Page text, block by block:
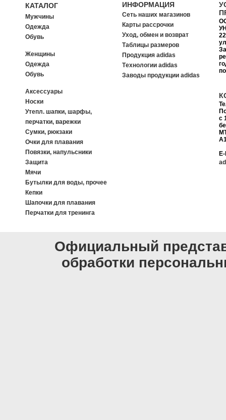
КАТАЛОГ
Мужчины
Одежда
Обувь
Женщины
Одежда
Обувь
Аксессуары
Носки
Утепл. шапки, шарфы,
перчатки, варежки
Сумки, рюкзаки
Очки для плавания
Повязки, напульсники
Защита
Мячи
Бутылки для воды, прочее
Кепки
Шапочки для плавания
Перчатки для тренинга
ИНФОРМАЦИЯ
Сеть наших магазинов
Карты рассрочки
Уход, обмен и возврат
Таблицы размеров
Продукция adidas
Tехнологии adidas
Заводы продукции adidas
с
Официальный
обработки